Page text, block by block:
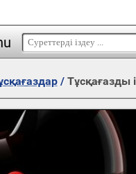
/ Тұсқағазды